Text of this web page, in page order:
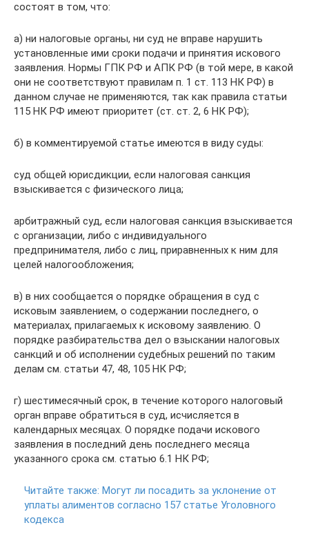
состоят в том, что:
а) ни налоговые органы, ни суд не вправе нарушить
установленные ими сроки подачи и принятия искового
заявления. Нормы ГПК РФ и АПК РФ (в той мере, в какой
они не соответствуют правилам п. 1 ст. 113 НК РФ) в
данном случае не применяются, так как правила статьи
115 НК РФ имеют приоритет (ст. ст. 2, 6 НК РФ);
б) в комментируемой статье имеются в виду суды:
суд общей юрисдикции, если налоговая санкция
взыскивается с физического лица;
арбитражный суд, если налоговая санкция взыскивается
с организации, либо с индивидуального
предпринимателя, либо с лиц, приравненных к ним для
целей налогообложения;
в) в них сообщается о порядке обращения в суд с
исковым заявлением, о содержании последнего, о
материалах, прилагаемых к исковому заявлению. О
порядке разбирательства дел о взыскании налоговых
санкций и об исполнении судебных решений по таким
делам см. статьи 47, 48, 105 НК РФ;
г) шестимесячный срок, в течение которого налоговый
орган вправе обратиться в суд, исчисляется в
календарных месяцах. О порядке подачи искового
заявления в последний день последнего месяца
указанного срока см. статью 6.1 НК РФ;
Читайте также: Могут ли посадить за уклонение от
уплаты алиментов согласно 157 статье Уголовного
кодекса